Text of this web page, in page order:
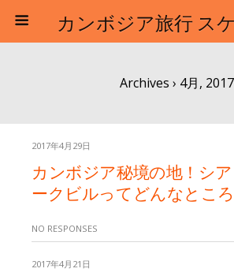
Archives › 4月, 2017
2017年4月29日
カンボジア秘境の地！シア
ークビルってどんなとこ
NO RESPONSES
2017年4月21日